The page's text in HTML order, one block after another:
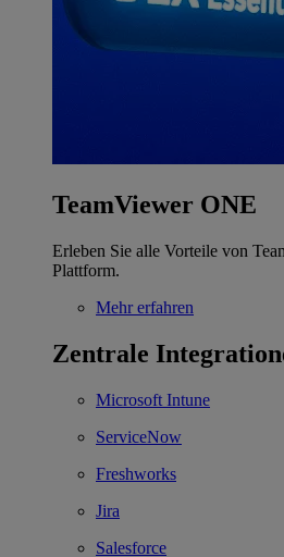
TeamViewer ONE
Erleben Sie alle Vorteile von
Plattform.
Mehr erfahren
Zentrale
Microsoft Intune
ServiceNow
Freshworks
Jira
Salesforce